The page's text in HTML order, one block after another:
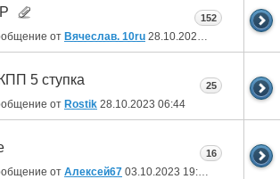
от Вячеслав. 10ru 28.10.2023
152
5 ступка
от Rostik 28.10.2023 06:44
25
от Алексей67 03.10.2023 19:22
16